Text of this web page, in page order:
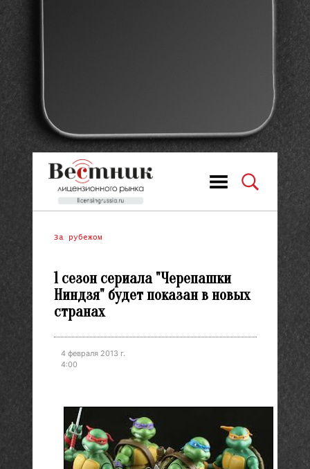
За рубежом
1 сезон сериала "Черепашки
Ниндзя" будет показан в новых
странах
4 февраля 2013 г.
4:00